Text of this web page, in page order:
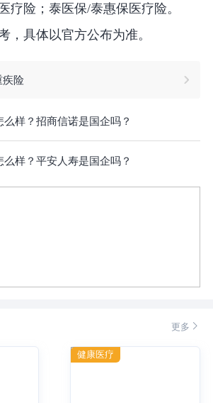
疗险；泰医保/泰惠保医疗险。
，具体以官方公布为准。
疾险
么样？招商信诺是国企吗？
么样？平安人寿是国企吗？
更多 
健康医疗